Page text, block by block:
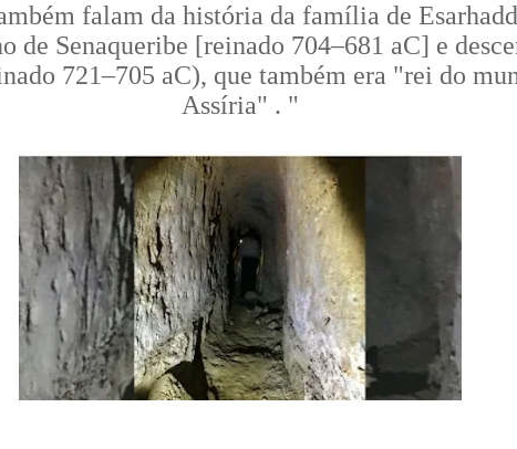
falam da história da família de
de Senaqueribe [reinado 704–681 aC] e
721–705 aC), que também era "rei do
Assíria" . "